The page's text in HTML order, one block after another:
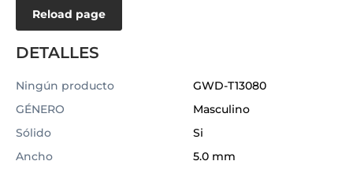
Reload page
DETALLES
Ningún producto
GWD-T13080
GÉNERO
Masculino
Sólido
Si
Ancho
5.0 mm